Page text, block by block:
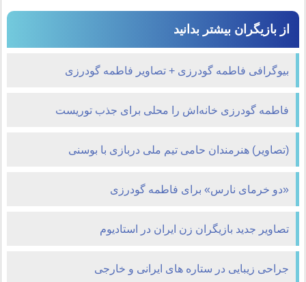
از بازیگران بیشتر بدانید
بیوگرافی فاطمه گودرزی + تصاویر فاطمه گودرزی
فاطمه گودرزی خانه‌اش را محلی برای جذب توریست
می‌کند+عکس
(تصاویر) هنرمندان حامی تیم ملی دربازی با بوسنی
«دو خرمای نارس» برای فاطمه گودرزی
تصاویر جدید بازیگران زن ایران در استادیوم
جراحی زیبایی در ستاره های ایرانی و خارجی